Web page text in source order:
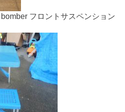
フロントサスペンション